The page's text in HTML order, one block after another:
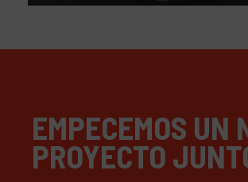
EMPECEMOS UN
PROYECTO